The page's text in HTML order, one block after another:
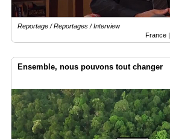
Reportage / Reportages / Interview
France |
Ensemble, nous pouvons tout changer